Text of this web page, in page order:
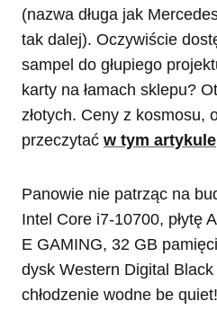
(nazwa długa jak
tak dalej). Oczywiście
sampel do głupiego
karty na łamach sklepu?
złotych. Ceny z kosmosu,
przeczytać w tym artykule
Panowie nie patrząc na
Intel Core i7-10700, płytę
E GAMING, 32 GB
dysk Western Digital
chłodzenie wodne be